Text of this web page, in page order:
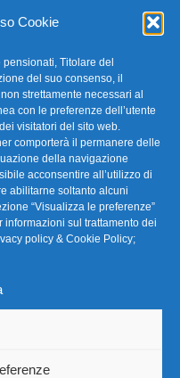
Cookie
Titolare del
del suo consenso, il
strettamente necessari al
con le preferenze dell’utente
visitatori del sito web.
comporterà il permanere delle
della navigazione
acconsentire all’utilizzo di
abilitarne soltanto alcuni
“Visualizza le preferenze”
sul trattamento dei
policy & Cookie Policy;